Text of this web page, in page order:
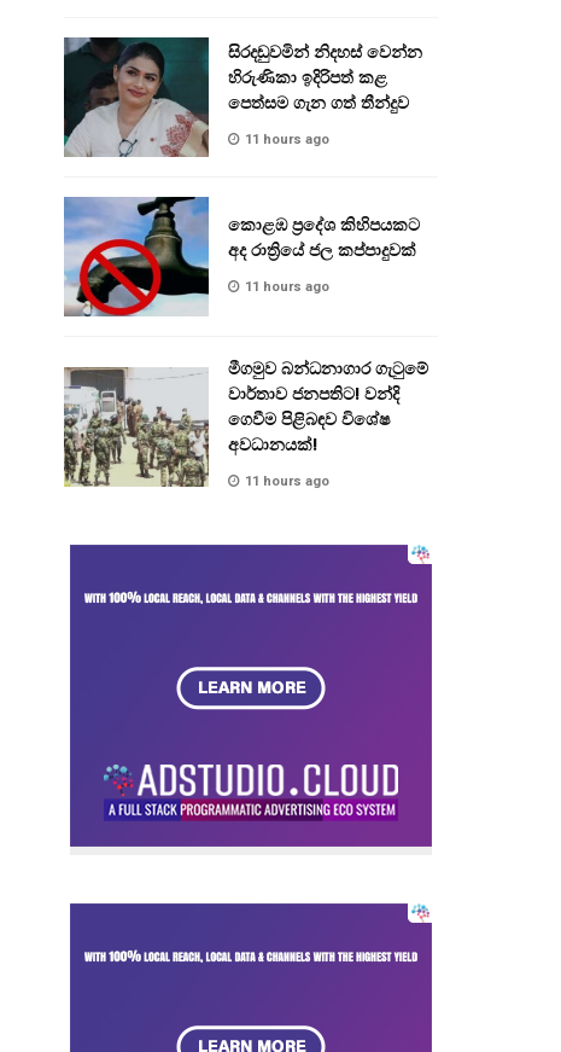
සිරදඬුවමින් නිදහස් වෙන්න
හිරුණිකා ඉදිරිපත් කළ
පෙත්සම ගැන ගත් තීන්දුව
11 hours ago
කොළඹ ප්‍රදේශ කිහිපයකට
අද රාත්‍රියේ ජල කප්පාදුවක්
11 hours ago
මීගමුව බන්ධනාගාර ගැටුමේ
වාර්තාව ජනපතිට! වන්දි
ගෙවීම පිළිබඳව විශේෂ
අවධානයක්!
11 hours ago